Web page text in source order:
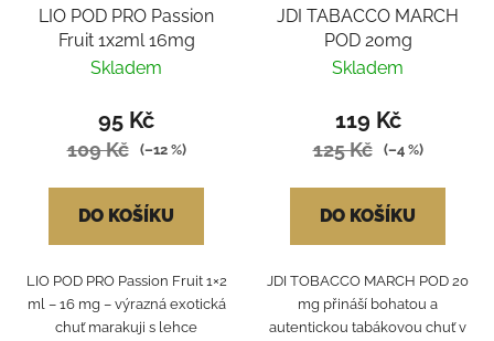
LIO POD PRO Passion
Fruit 1x2ml 16mg
Skladem
95 Kč
109 Kč (–12 %)
DO KOŠÍKU
LIO POD PRO Passion Fruit 1×2
ml – 16 mg – výrazná exotická
chuť marakuji s lehce
JDI TABACCO MARCH
POD 20mg
Skladem
119 Kč
125 Kč (–4 %)
DO KOŠÍKU
JDI TOBACCO MARCH POD 20
mg přináší bohatou a
autentickou tabákovou chuť v